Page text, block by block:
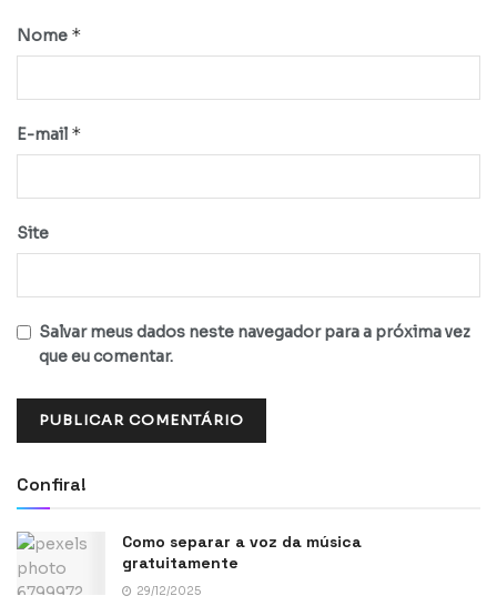
Nome *
E-mail *
Site
Salvar meus dados neste navegador para a próxima vez
que eu comentar.
Confira!
Como separar a voz da música
gratuitamente
29/12/2025